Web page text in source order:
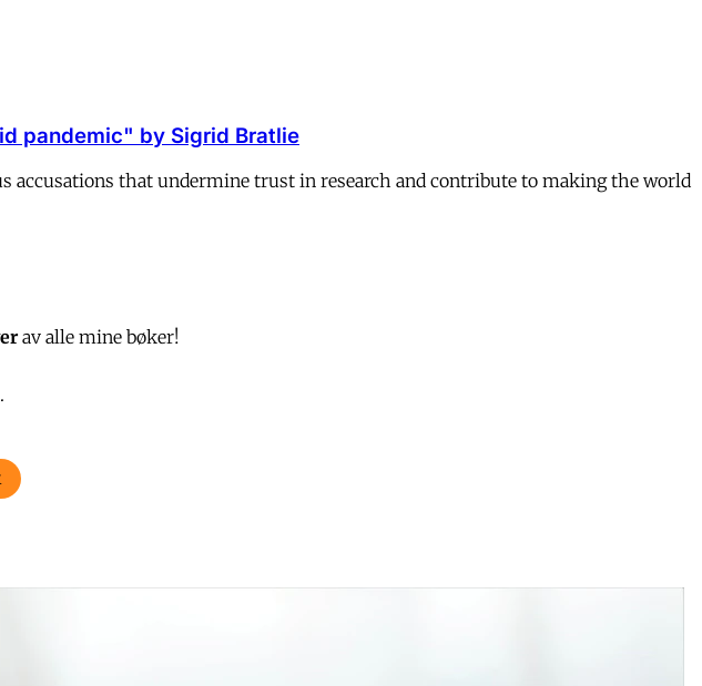
pandemic" by Sigrid Bratlie
that undermine trust in research and contribute to making the world
av alle mine bøker!